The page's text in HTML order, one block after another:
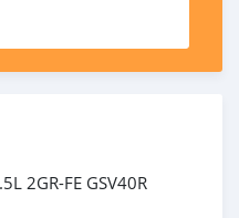
2GR-FE GSV40R